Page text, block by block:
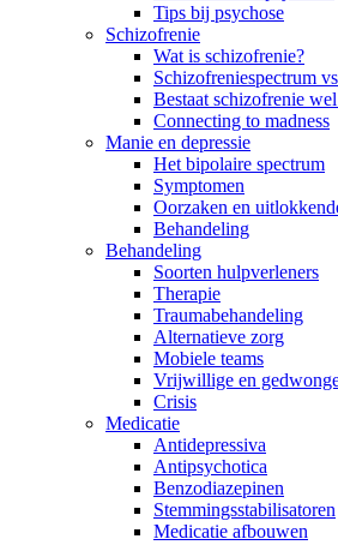
Tips bij psychose
Schizofrenie
Wat is schizofrenie?
Schizofreniespectrum
Bestaat schizofrenie
Connecting to madness
Manie en depressie
Het bipolaire spectrum
Symptomen
Oorzaken en
Behandeling
Behandeling
Soorten hulpverleners
Therapie
Traumabehandeling
Alternatieve zorg
Mobiele teams
Vrijwillige en
Crisis
Medicatie
Antidepressiva
Antipsychotica
Benzodiazepinen
Stemmingsstabilisatoren
Medicatie afbouwen